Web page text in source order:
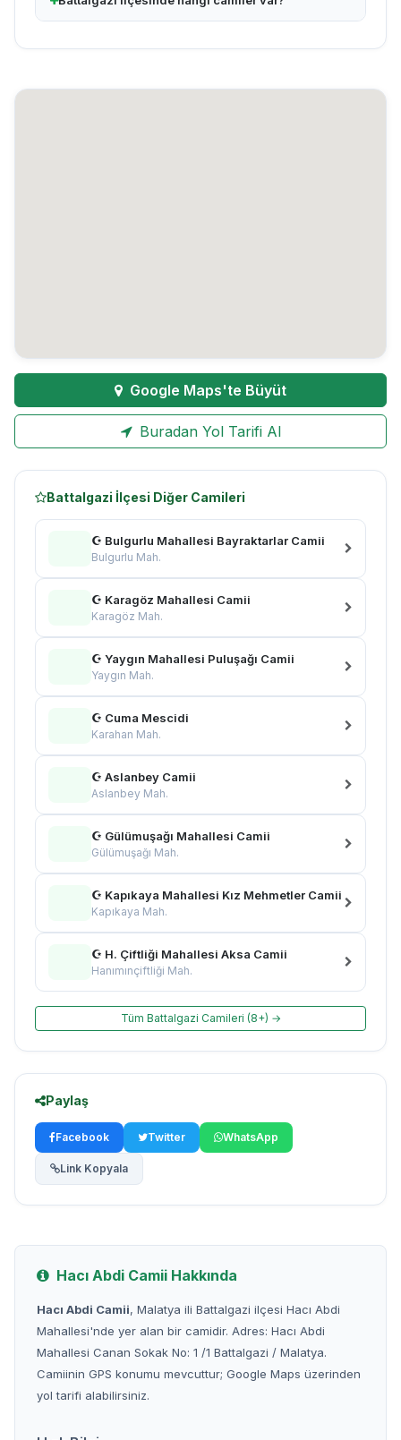
Google Maps'te Büyüt
Buradan Yol Tarifi Al
Battalgazi İlçesi Diğer Camileri
☪ Bulgurlu Mahallesi Bayraktarlar Camii
Bulgurlu Mah.
☪ Karagöz Mahallesi Camii
Karagöz Mah.
☪ Yaygın Mahallesi Puluşağı Camii
Yaygın Mah.
☪ Cuma Mescidi
Karahan Mah.
☪ Aslanbey Camii
Aslanbey Mah.
☪ Gülümuşağı Mahallesi Camii
Gülümuşağı Mah.
☪ Kapıkaya Mahallesi Kız Mehmetler Camii
Kapıkaya Mah.
☪ H. Çiftliği Mahallesi Aksa Camii
Hanımınçiftliği Mah.
Tüm Battalgazi Camileri (8+) →
Paylaş
Facebook Twitter WhatsApp
Link Kopyala
Hacı Abdi Camii Hakkında
Hacı Abdi Camii, Malatya ili Battalgazi ilçesi Hacı Abdi
Mahallesi'nde yer alan bir camidir. Adres: Hacı Abdi
Mahallesi Canan Sokak No: 1 /1 Battalgazi / Malatya.
Camiinin GPS konumu mevcuttur; Google Maps üzerinden
yol tarifi alabilirsiniz.